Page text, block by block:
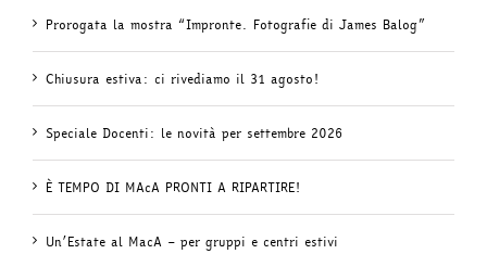
Prorogata la mostra “Impronte. Fotografie di James Balog”
Chiusura estiva: ci rivediamo il 31 agosto!
Speciale Docenti: le novità per settembre 2026
È TEMPO DI MAcA PRONTI A RIPARTIRE!
Un’Estate al MacA – per gruppi e centri estivi